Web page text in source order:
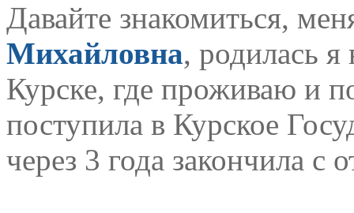
Давайте знакомиться,
Михайловна, родилась я
Курске, где проживаю и
поступила в Курское
через 3 года закончила с